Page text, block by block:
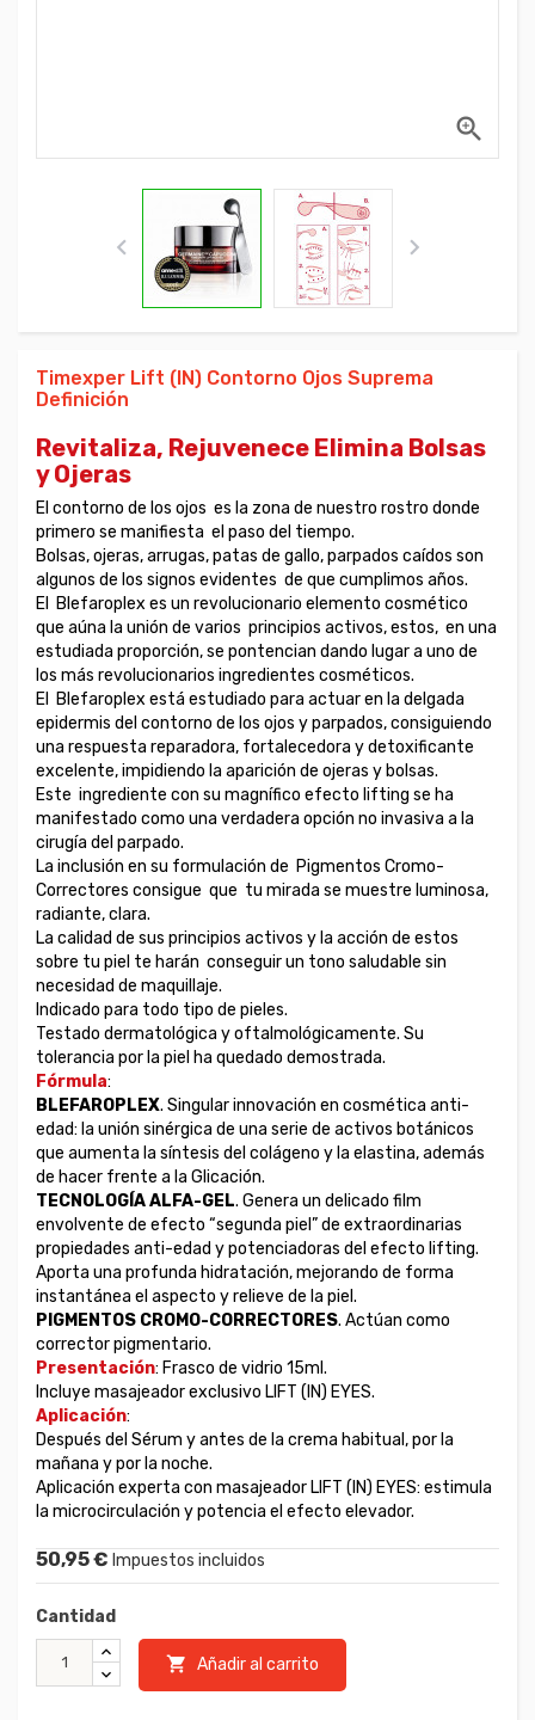

 
Timexper Lift (IN) Contorno Ojos Suprema
Definición
Revitaliza, Rejuvenece Elimina Bolsas
y Ojeras
El contorno de los ojos es la zona de nuestro rostro donde
primero se manifiesta el paso del tiempo.
Bolsas, ojeras, arrugas, patas de gallo, parpados caídos son
algunos de los signos evidentes de que cumplimos años.
El Blefaroplex es un revolucionario elemento cosmético
que aúna la unión de varios principios activos, estos, en una
estudiada proporción, se pontencian dando lugar a uno de
los más revolucionarios ingredientes cosméticos.
El Blefaroplex está estudiado para actuar en la delgada
epidermis del contorno de los ojos y parpados, consiguiendo
una respuesta reparadora, fortalecedora y detoxificante
excelente, impidiendo la aparición de ojeras y bolsas.
Este ingrediente con su magnífico efecto lifting se ha
manifestado como una verdadera opción no invasiva a la
cirugía del parpado.
La inclusión en su formulación de Pigmentos Cromo-
Correctores consigue que tu mirada se muestre luminosa,
radiante, clara.
La calidad de sus principios activos y la acción de estos
sobre tu piel te harán conseguir un tono saludable sin
necesidad de maquillaje.
Indicado para todo tipo de pieles.
Testado dermatológica y oftalmológicamente. Su
tolerancia por la piel ha quedado demostrada.
Fórmula:
BLEFAROPLEX. Singular innovación en cosmética anti-
edad: la unión sinérgica de una serie de activos botánicos
que aumenta la síntesis del colágeno y la elastina, además
de hacer frente a la Glicación.
TECNOLOGÍA ALFA-GEL. Genera un delicado film
envolvente de efecto “segunda piel” de extraordinarias
propiedades anti-edad y potenciadoras del efecto lifting.
Aporta una profunda hidratación, mejorando de forma
instantánea el aspecto y relieve de la piel.
PIGMENTOS CROMO-CORRECTORES. Actúan como
corrector pigmentario.
Presentación: Frasco de vidrio 15ml.
Incluye masajeador exclusivo LIFT (IN) EYES.
Aplicación:
Después del Sérum y antes de la crema habitual, por la
mañana y por la noche.
Aplicación experta con masajeador LIFT (IN) EYES: estimula
la microcirculación y potencia el efecto elevador.
50,95 € Impuestos incluidos
Cantidad
 Añadir al carrito